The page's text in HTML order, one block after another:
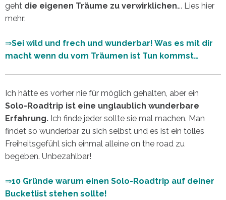
geht die eigenen Träume zu verwirklichen... Lies hier
mehr:
⇒Sei wild und frech und wunderbar! Was es mit dir
macht wenn du vom Träumen ist Tun kommst…
Ich hätte es vorher nie für möglich gehalten, aber ein
Solo-Roadtrip ist eine unglaublich wunderbare
Erfahrung. Ich finde jeder sollte sie mal machen. Man
findet so wunderbar zu sich selbst und es ist ein tolles
Freiheitsgefühl sich einmal alleine on the road zu
begeben. Unbezahlbar!
⇒10 Gründe warum einen Solo-Roadtrip auf deiner
Bucketlist stehen sollte!